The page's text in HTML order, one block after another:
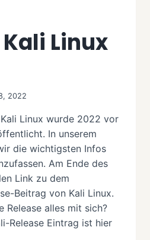
Linux
2022
Linux wurde 2022 vor
In unserem
die wichtigsten Infos
Am Ende des
Link zu dem
Beitrag von Kali Linux.
Release alles mit sich?
Release Eintrag ist hier